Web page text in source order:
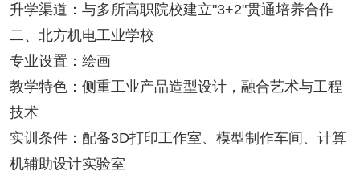
升学渠道：与多所高职院校建立"3+2"贯通培养合作
二、北方机电工业学校
专业设置：绘画
教学特色：侧重工业产品造型设计，融合艺术与工程
技术
实训条件：配备3D打印工作室、模型制作车间、计算
机辅助设计实验室